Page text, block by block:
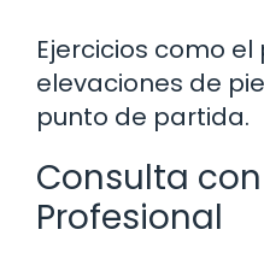
Ejercicios como
elevaciones de
punto de partida.
Consulta
Profesional